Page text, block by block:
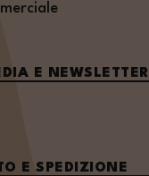
E NEWSLETTER
E SPEDIZIONE